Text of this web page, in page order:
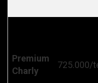
Premium
Charly
725.000/